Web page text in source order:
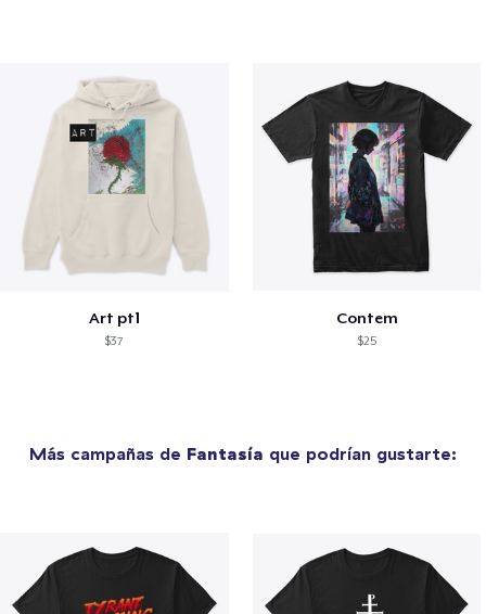
Art pt1
$37
Contem
$25
Más campañas de Fantasía que podrían gustarte: